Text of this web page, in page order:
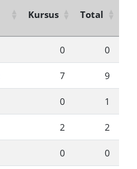
Kursus Total
0 0
7 9
0 1
2 2
0 0